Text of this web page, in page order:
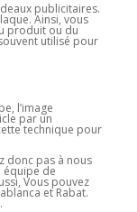
publicitaires.
Ainsi, vous
produit ou du
utilisé pour
l’image
par un
technique pour
donc pas à nous
équipe de
Vous pouvez
et Rabat.